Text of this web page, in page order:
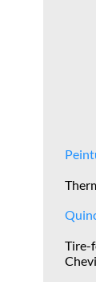
Tire-